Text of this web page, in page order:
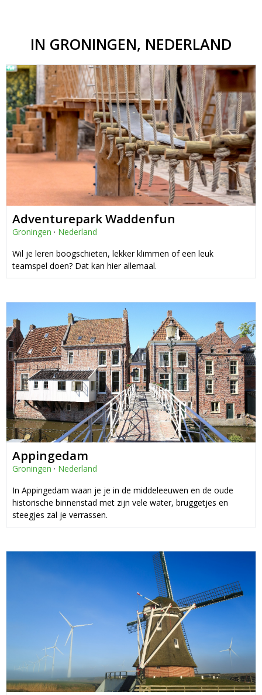
IN GRONINGEN, NEDERLAND
Adventurepark Waddenfun
Groningen · Nederland
Wil je leren boogschieten, lekker klimmen of een leuk
teamspel doen? Dat kan hier allemaal.
Appingedam
Groningen · Nederland
In Appingedam waan je je in de middeleeuwen en de oude
historische binnenstad met zijn vele water, bruggetjes en
steegjes zal je verrassen.